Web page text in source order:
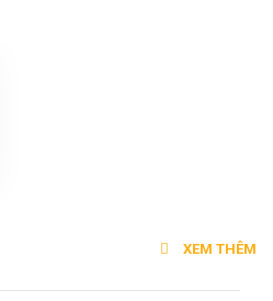
XEM THÊM